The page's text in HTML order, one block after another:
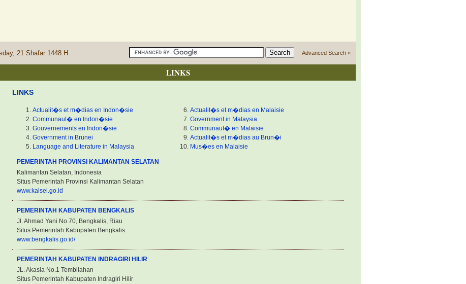
21 Shafar 1448 H Advanced Search »
LINKS
LINKS
Actualit�s et m�dias en Indon�sie
Communaut� en Indon�sie
Gouvernements en Indon�sie
Government in Brunei
Language and Literature in Malaysia
Actualit�s et m�dias en Malaisie
Government in Malaysia
Communaut� en Malaisie
Actualit�s et m�dias au Brun�i
Mus�es en Malaisie
PEMERINTAH PROVINSI KALIMANTAN SELATAN
Kalimantan Selatan, Indonesia
Situs Pemerintah Provinsi Kalimantan Selatan
www.kalsel.go.id
PEMERINTAH KABUPATEN BENGKALIS
Jl. Ahmad Yani No.70, Bengkalis, Riau
Situs Pemerintah Kabupaten Bengkalis
www.bengkalis.go.id/
PEMERINTAH KABUPATEN INDRAGIRI HILIR
JL. Akasia No.1 Tembilahan
Situs Pemerintah Kabupaten Indragiri Hilir